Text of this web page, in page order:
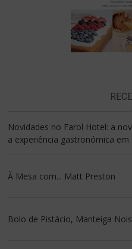
Novidades no Farol Hotel: a
a experiência gastronómica em
À Mesa com... Matt Preston
Bolo de Pistácio, Manteiga